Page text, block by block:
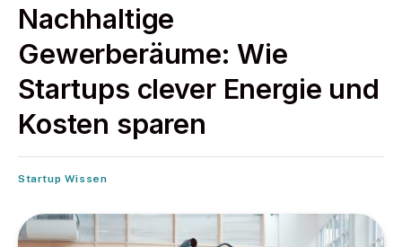
Nachhaltige
Gewerberäume: Wie
Startups clever Energie und
Kosten sparen
Startup Wissen